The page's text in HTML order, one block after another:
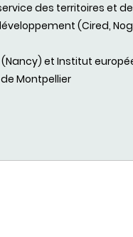
des territoires et
(Cired,
(Nancy) et Institut
Montpellier